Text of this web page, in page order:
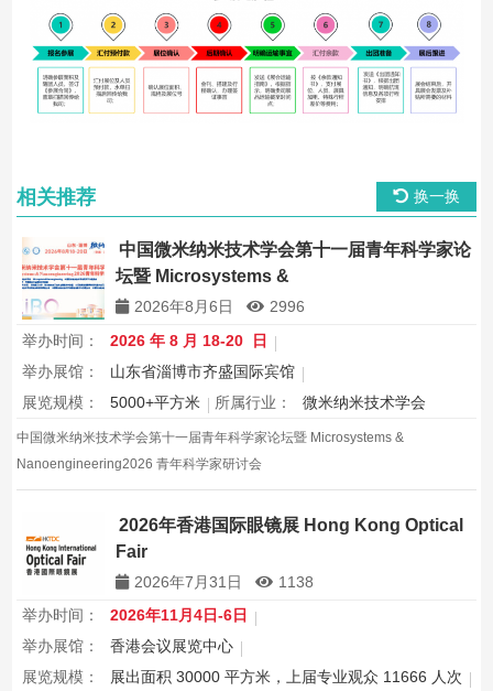
相关推荐 换一换
中国微米纳米技术学会第十一届青年科学家论
坛暨 Microsystems &
Nanoengineering2026 青年科学家研讨会
2026年8月6日
2996
举办时间：
2026 年 8 月 18-20 日
举办展馆：
山东省淄博市齐盛国际宾馆
展览规模：
5000+平方米 所属行业： 微米纳米技术学会
中国微米纳米技术学会第十一届青年科学家论坛暨 Microsystems &
Nanoengineering2026 青年科学家研讨会
2026年香港国际眼镜展 Hong Kong Optical
Fair
2026年7月31日
1138
举办时间：
2026年11月4日-6日
举办展馆：
香港会议展览中心
展览规模：
展出面积 30000 平方米，上届专业观众 11666 人次